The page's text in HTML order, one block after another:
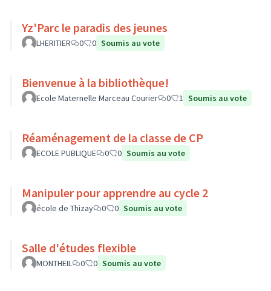
Yz'Parc le paradis des jeunes
LHERITIER 0 0 Soumis au vote
Bienvenue à la bibliothèque!
Ecole Maternelle Marceau Courier 0 1 Soumis au vote
Réaménagement de la classe de CP
ECOLE PUBLIQUE 0 0 Soumis au vote
Manipuler pour apprendre au cycle 2
école de Thizay 0 0 Soumis au vote
Salle d'études flexible
MONTHEIL 0 0 Soumis au vote